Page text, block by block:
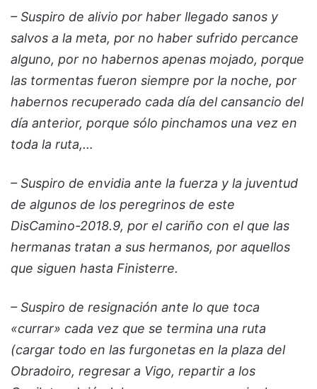
– Suspiro de alivio por haber llegado sanos y
salvos a la meta, por no haber sufrido percance
alguno, por no habernos apenas mojado, porque
las tormentas fueron siempre por la noche, por
habernos recuperado cada día del cansancio del
día anterior, porque sólo pinchamos una vez en
toda la ruta,…
– Suspiro de envidia ante la fuerza y la juventud
de algunos de los peregrinos de este
DisCamino-2018.9, por el cariño con el que las
hermanas tratan a sus hermanos, por aquellos
que siguen hasta Finisterre.
– Suspiro de resignación ante lo que toca
«currar» cada vez que se termina una ruta
(cargar todo en las furgonetas en la plaza del
Obradoiro, regresar a Vigo, repartir a los